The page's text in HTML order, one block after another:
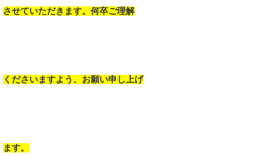
させていただきます。何卒ご理解
くださいますよう、お願い申し上げ
ます。